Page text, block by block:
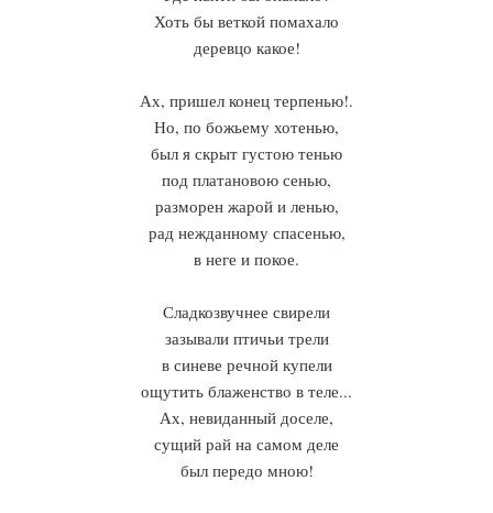
Хоть бы веткой помахало
деревцо какое!
Ах, пришел конец терпенью!.
Но, по божьему хотенью,
был я скрыт густою тенью
под платановою сенью,
разморен жарой и ленью,
рад нежданному спасенью,
в неге и покое.
Сладкозвучнее свирели
зазывали птичьи трели
в синеве речной купели
ощутить блаженство в теле...
Ах, невиданный доселе,
сущий рай на самом деле
был передо мною!